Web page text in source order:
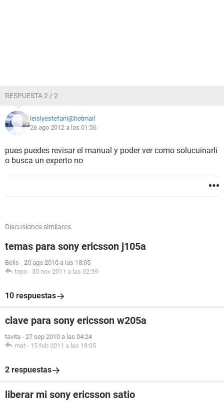
RESPUESTA 2 / 2
leislyestefani@hotmail
26 ago 2012 a las 01:56
pues puedes revisar el manual y poder ver como solucuinarli
o busca un experto no
Discusiones similares
temas para sony ericsson j105a
Belis - 20 ago 2010 a las 18:05
topo - 30 nov 2011 a las 02:39
10 respuestas
clave para sony ericsson w205a
tavita - 27 sep 2010 a las 04:24
mat - 15 feb 2011 a las 18:05
2 respuestas
liberar mi sony ericsson satio